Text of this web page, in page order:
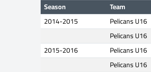
Season
Team
2014-2015
Pelicans U16
Pelicans U16
2015-2016
Pelicans U16
Pelicans U16